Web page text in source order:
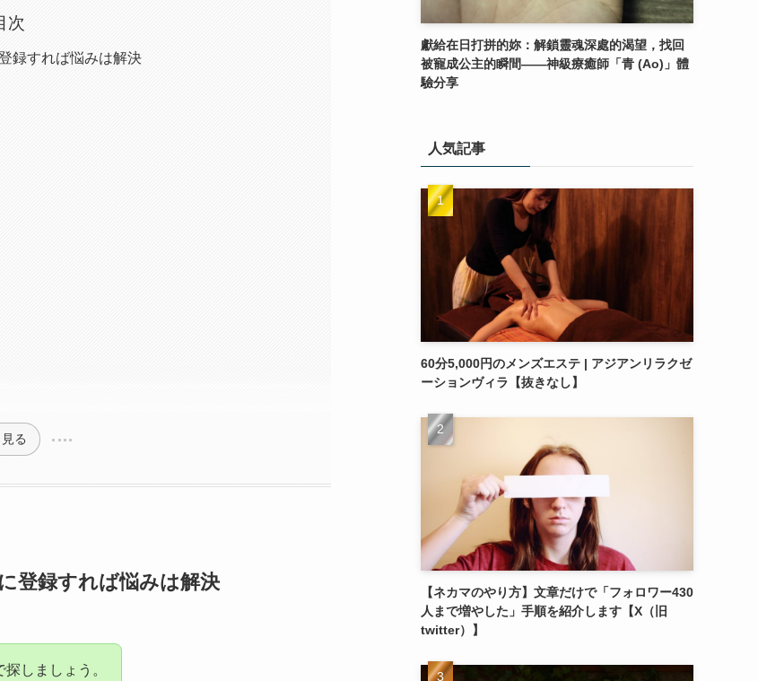
次
録すれば悩みは解決
る
登録すれば悩みは解決
しましょう。
獻給在日打拼的妳：解鎖靈魂深處的渴望，找回
被寵成公主的瞬間——神級療癒師「青 (Ao)」體
驗分享
人気記事
60分5,000円のメンズエステ | アジアンリラクゼ
ーションヴィラ【抜きなし】
【ネカマのやり方】文章だけで「フォロワー430
人まで増やした」手順を紹介します【X（旧
twitter）】